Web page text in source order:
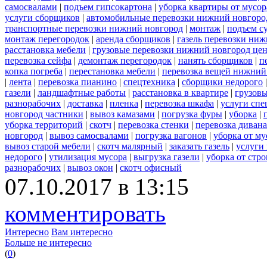
самосвалами | подъем гипсокартона | уборка квартиры от
услуги сборщиков | автомобильные перевозки нижний
транспортные перевозки нижний новгород | монтаж | подъем
монтаж перегородок | аренда сборщиков | газель перевозки
расстановка мебели | грузовые перевозки нижний новгород
перевозка сейфа | демонтаж перегородок | нанять сборщиков |
копка погреба | перестановка мебели | перевозка вещей
| лента | перевозка пианино | спецтехника | сборщики недорого
газели | ландшафтные работы | расстановка в квартире |
разнорабочих | доставка | пленка | перевозка шкафа | услуги
новгород частники | вывоз камазами | погрузка фуры | уборка |
уборка территорий | скотч | перевозка стенки | перевозка дивана
новгород | вывоз самосвалами | погрузка вагонов | уборка от
вывоз старой мебели | скотч малярный | заказать газель | услуги
недорого | утилизация мусора | выгрузка газели | уборка от
разнорабочих | вывоз окон | скотч офисный
07.10.2017 в 13:15
комментировать
Интересно Вам интересно
Больше не интересно
(0)